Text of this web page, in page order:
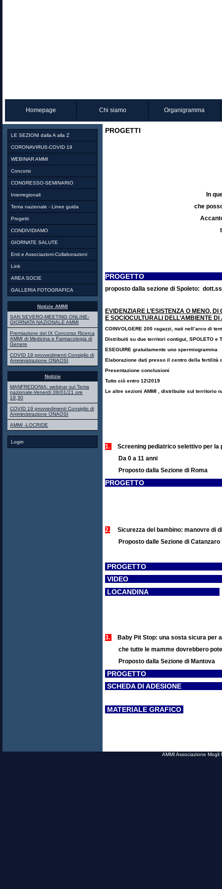
Homepage Chi siamo Organigramma
LE SEZIONI dalla A alla Z
CORONAVIRUS-COVID 19
WEBINAR AMMI
Concorsi
CONGRESSO-SEMINARIO
Interregionali
Tema nazionale - Linee guida
Progetti
CONDIVIDIAMO
GIORNATE SALUTE
Enti e Associazioni-Collaborazioni
Link
AREA SOCIE
GALLERIA FOTOGRAFICA
Notizie AMMI
SAN SEVERO-MEETING ONLINE-
GIORNATA NAZIONALE AMMI
Premiazione del IX Concorso Ricerca
AMMI di Medicina e Farmacologia di
Genere
COVID 19 provvedimenti Consiglio di
Amministrazione ONAOSI
Notizie
MANFREDONIA: webinar sul Tema
nazionale-Venerdì 08/01/21 ore
18,30
COVID 19 provvedimenti Consiglio di
Amministrazione ONAOSI
AMMI -LOCRIDE
Login
PROGETTI
In
che
PROGETTO
proposto dalla sezione di Spoleto:
EVIDENZIARE L’ESISTENZA O MENO,
E SOCIOCULTURALI DELL’AMBIENTE
COINVOLGERE 200 ragazzi, nati nell’arco di
Distribuiti su due territori contigui, SPOLETO
ESEGUIRE gratuitamente uno spermiogramma
Elaborazione dati presso il centro della fertilità
Presentazione conclusioni
Tutto ciò entro 12\2019
Le altre sezioni AMMI , distribuite sul territorio
1.
Screening pediatrico selettivo per la
Da 0 a 11 anni
Proposto dalla Sezione di
2. Sicurezza del bambino: manovre di
Proposto dalle Sezione di
LOCANDINA
3.
Baby Pit Stop: una sosta sicura per
che tutte le mamme dovrebbero poter
Proposto dalla Sezione di
SCHEDA DI
MATERIALE GRAFICO
AMMI Associazione